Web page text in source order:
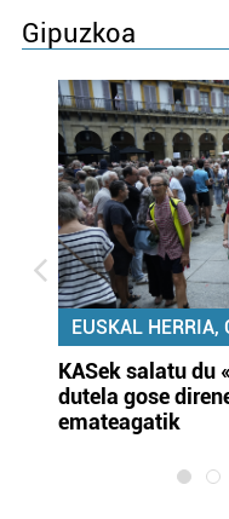
Gipuzkoa
EUSKAL HERRIA,
KASek salatu du
dutela gose
emateagatik